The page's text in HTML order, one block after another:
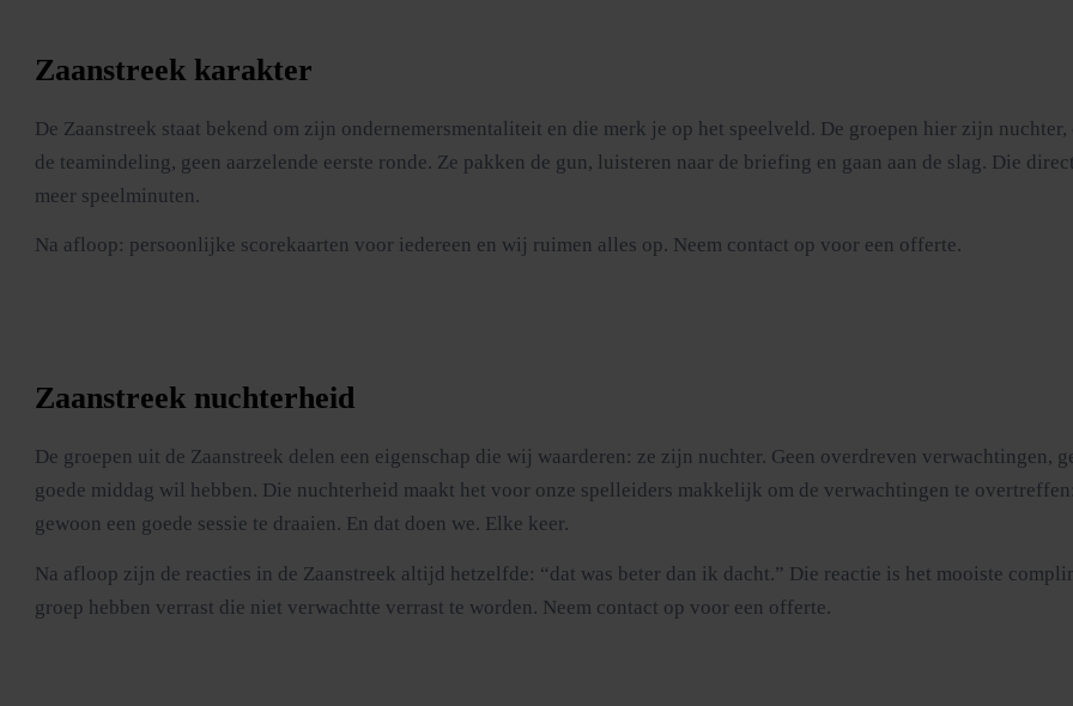
Zaanstreek karakter
De Zaanstreek staat bekend om zijn ondernemersmentaliteit en die merk je op het speelveld. De groepen hier zijn
de teamindeling, geen aarzelende eerste ronde. Ze pakken de gun, luisteren naar de briefing en gaan aan de slag. Die
meer speelminuten.
Na afloop: persoonlijke scorekaarten voor iedereen en wij ruimen alles op. Neem contact op voor een offerte.
Zaanstreek nuchterheid
De groepen uit de Zaanstreek delen een eigenschap die wij waarderen: ze zijn nuchter. Geen overdreven verwachtingen,
goede middag wil hebben. Die nuchterheid maakt het voor onze spelleiders makkelijk om de verwachtingen te
gewoon een goede sessie te draaien. En dat doen we. Elke keer.
Na afloop zijn de reacties in de Zaanstreek altijd hetzelfde: “dat was beter dan ik dacht.” Die reactie is het mooiste
groep hebben verrast die niet verwachtte verrast te worden. Neem contact op voor een offerte.